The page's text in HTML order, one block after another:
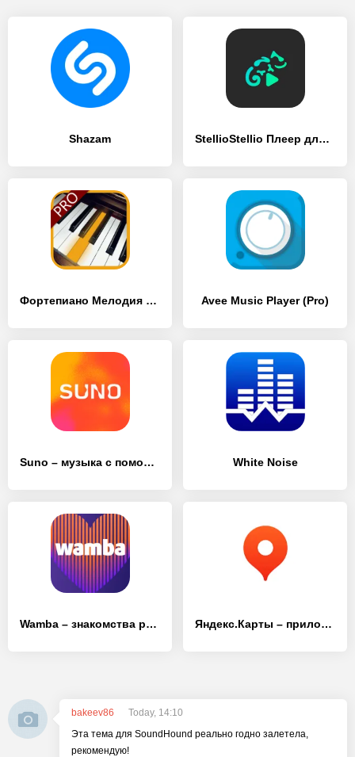
Shazam StellioStellio Плеер для музыки и мп3
Фортепиано Мелодия Pro Avee Music Player (Pro)
Suno – музыка с помощью ИИ White Noise
Wamba – знакомства рядом и чат Яндекс.Карты – приложение к городу
bakeev86
Today, 14:10
Эта тема для SoundHound реально годно залетела,
рекомендую!